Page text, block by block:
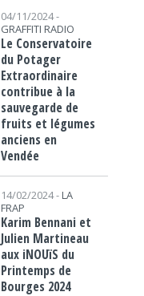
04/11/2024 -
GRAFFITI RADIO
Le Conservatoire
du Potager
Extraordinaire
contribue à la
sauvegarde de
fruits et légumes
anciens en
Vendée
14/02/2024 - LA
FRAP
Karim Bennani et
Julien Martineau
aux iNOUïS du
Printemps de
Bourges 2024